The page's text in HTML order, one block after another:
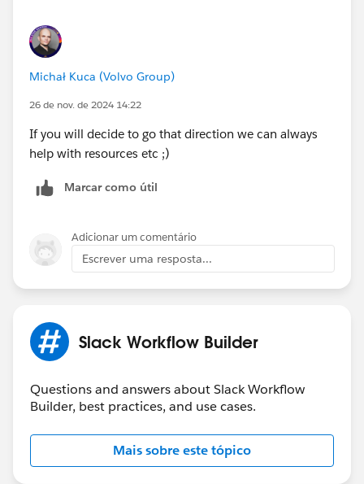
Michał Kuca (Volvo Group)
26 de nov. de 2024 14:22
If you will decide to go that direction we can always
help with resources etc ;)
Marcar como útil
Adicionar um comentário
Escrever uma resposta...
Slack Workflow Builder
Questions and answers about Slack Workflow
Builder, best practices, and use cases.
Mais sobre este tópico